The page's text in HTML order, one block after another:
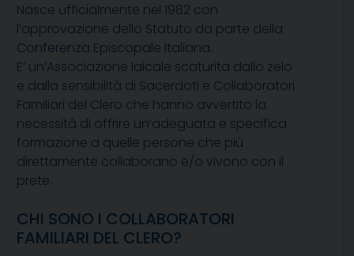
Nasce ufficialmente nel 1982 con
l’approvazione dello Statuto da parte della
Conferenza Episcopale Italiana.
E’ un’Associazione laicale scaturita dallo zelo
e dalla sensibilità di Sacerdoti e Collaboratori
Familiari del Clero che hanno avvertito la
necessità di offrire un’adeguata e specifica
formazione a quelle persone che più
direttamente collaborano e/o vivono con il
prete.
CHI SONO I COLLABORATORI
FAMILIARI DEL CLERO?